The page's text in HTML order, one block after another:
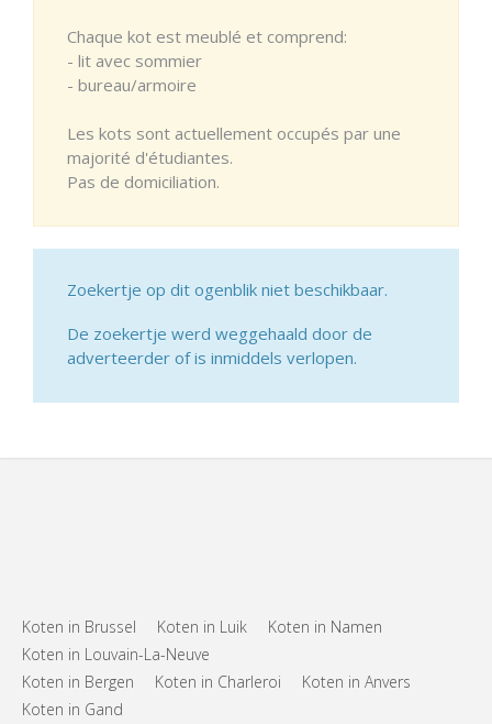
Chaque kot est meublé et comprend:
- lit avec sommier
- bureau/armoire
Les kots sont actuellement occupés par une
majorité d'étudiantes.
Pas de domiciliation.
Zoekertje op dit ogenblik niet beschikbaar.
De zoekertje werd weggehaald door de
adverteerder of is inmiddels verlopen.
Koten in Brussel Koten in Luik
Koten in Namen
Koten in Louvain-La-Neuve
Koten in Bergen
Koten in Charleroi
Koten in Anvers
Koten in Gand